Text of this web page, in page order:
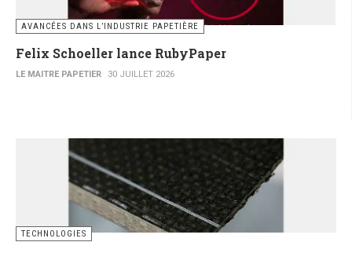
AVANCÉES DANS L’INDUSTRIE PAPETIÈRE
Felix Schoeller lance RubyPaper
LE MAITRE PAPETIER 30 JUILLET 2026
TECHNOLOGIES